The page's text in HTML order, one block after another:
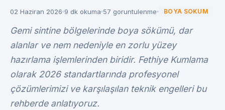
02 Haziran 2026 9 dk okuma 57 goruntulenme BOYA SOKUM
Gemi sintine bölgelerinde boya sökümü, dar
alanlar ve nem nedeniyle en zorlu yüzey
hazırlama işlemlerinden biridir. Fethiye Kumlama
olarak 2026 standartlarında profesyonel
çözümlerimizi ve karşılaşılan teknik engelleri bu
rehberde anlatıyoruz.